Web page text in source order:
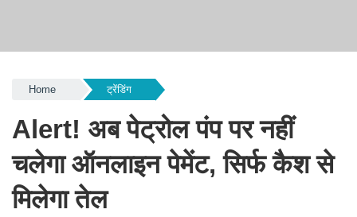
Home ट्रेंडिंग
Alert! अब पेट्रोल पंप पर नहीं
चलेगा ऑनलाइन पेमेंट, सिर्फ कैश से
मिलेगा तेल